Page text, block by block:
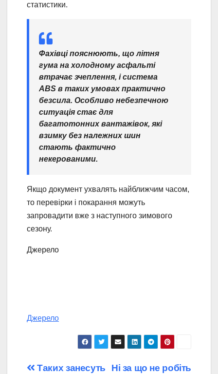
статистики.
Фахівці пояснюють, що літня
гума на холодному асфальті
втрачає зчеплення, і система
ABS в таких умовах практично
безсила. Особливо небезпечною
ситуація стає для
багатотонних вантажівок, які
взимку без належних шин
стають фактично
некерованими.
Якщо документ ухвалять найближчим часом,
то перевірки і покарання можуть
запровадити вже з наступного зимового
сезону.
Джерело
Джерело
Ні за що не робіть
Таких занесуть